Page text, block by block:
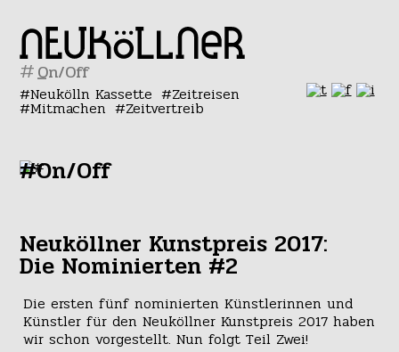
#
Neukölln Kassette Zeitreisen
Mitmachen Zeitvertreib
#On/Off
Neuköllner Kunstpreis 2017:
Die Nominierten #2
Die ersten fünf nominierten Künstlerinnen und
Künstler für den Neuköllner Kunstpreis 2017 haben
wir schon vorgestellt. Nun folgt Teil Zwei!